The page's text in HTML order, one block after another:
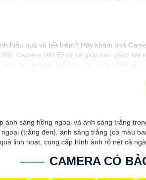
hiệu quả và tiết kiệm? Hãy khám phá
Camera Wifi Ezviz sẽ giúp bạn giám
ánh sáng hồng ngoại và ánh sáng trắng
(trắng đen), ánh sáng trắng (có màu
linh hoạt, cung cấp hình ảnh rõ nét cả
CAMERA CÓ